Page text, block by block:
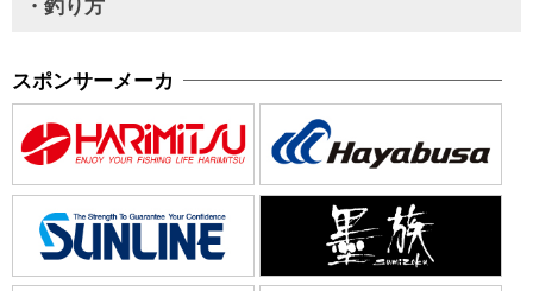
・釣り方
スポンサーメーカ